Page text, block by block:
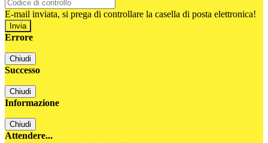
E-mail inviata, si prega di controllare la casella di posta elettronica!
Errore
Chiudi
Successo
Chiudi
Informazione
Chiudi
Attendere...